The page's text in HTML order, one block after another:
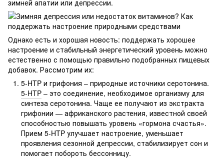
зимней апатии или депрессии.
Однако есть и хорошая новость: поддержать хорошее
настроение и стабильный энергетический уровень можно
естественно с помощью правильно подобранных пищевых
добавок. Рассмотрим их:
5-HTP и грифония – природные источники серотонина.
5-HTP – это соединение, необходимое организму для
синтеза серотонина. Чаще ее получают из экстракта
грифонии — африканского растения, известной своей
способностью повышать уровень «гормона счастья».
Прием 5-HTP улучшает настроение, уменьшает
проявления сезонной депрессии, стабилизирует сон и
помогает побороть бессонницу.